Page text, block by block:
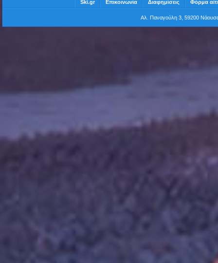
Ski.gr Επικοινωνία Διαφημίσεις Φόρμα
Αλ. Παναγούλη 3, 59200